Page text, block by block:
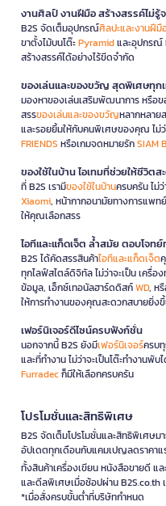
งานศิลป์ งานฝีมือ สร้างสรรค์ไม่รู้
B2S จัดเต็มอุปกรณ์ศิลปะและงานฝีมื
ขาตั้งไม้บนโต๊ะPyramidและอุปกรณ์
สร้างสรรค์ได้อย่างไร้ขีดจำกัด
ของเล่นและของขวัญ สุดพิเศษทุก
มองหาของเล่นเสริมพัฒนาการ หรือ
สรรของเล่นและของขวัญหลากหลาย
และรอยยิ้มให้กับคนพิเศษของคุณ ไม่
FRIENDS หรือเกมจดหมายรักSIAM
ของใช้ในบ้าน ไอเทมที่ช่วยให้ชีวิต
ที่ B2S เรามีของใช้ในบ้านครบครัน ไม่
Xiaomi, หน้ากากอนามัยทางการแพทย์
ให้คุณเลือกสรร
ไอทีและแก็ดเจ็ต ล้ำสมัย ตอบโจท
B2S ได้คัดสรรสินค้าไอทีและแก็ดเจ็ต
ทุกไลฟ์สไตล์ดิจิทัล ไม่ว่าจะเป็น เครื่อง
ข้อมูล, เอ็กซ์เทอนัลฮาร์ดดิสก์WD, ห
ให้การทำงานของคุณสะดวกสบายยิ่ง
เฟอร์นิเจอร์ดีไซน์ครบฟังก์ชั่น
นอกจากนี้ B2S ยังมีเฟอร์นิเจอร์ครบ
และที่ทำงาน ไม่ว่าจะเป็นโต๊ะทำงานพั
Furradecก็มีให้เลือกครบครัน
โปรโมชั่นและสิทธิพิเศษ
B2S จัดเต็มโปรโมชั่นและสิทธิพิเศษ
อัปเดตทุกเดือนกับแคมเปญลดราคาแ
ทั้งสินค้าเครื่องเขียน หนังสือขายดี แ
และดีลพิเศษเมื่อช้อปผ่าน B2S.co.th
*เมื่อสั่งครบขั้นต่ำที่บริษัทกำหนด